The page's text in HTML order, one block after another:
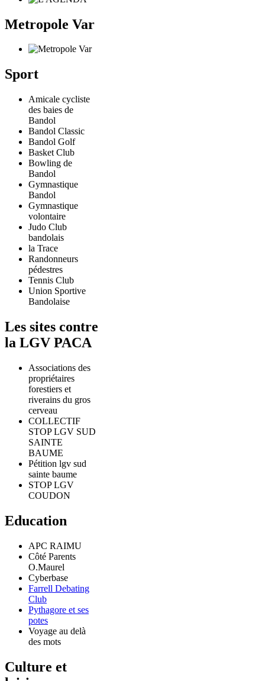
Metropole Var
Sport
Amicale cycliste
des baies de
Bandol
Bandol Classic
Bandol Golf
Basket Club
Bowling de
Bandol
Gymnastique
Bandol
Gymnastique
volontaire
Judo Club
bandolais
la Trace
Randonneurs
pédestres
Tennis Club
Union Sportive
Bandolaise
Les sites contre
la LGV PACA
Associations des
propriétaires
forestiers et
riverains du gros
cerveau
COLLECTIF
STOP LGV SUD
SAINTE
BAUME
Pétition lgv sud
sainte baume
STOP LGV
COUDON
Education
APC RAIMU
Côté Parents
O.Maurel
Cyberbase
Farrell Debating
Club
Pythagore et ses
potes
Voyage au delà
des mots
Culture et